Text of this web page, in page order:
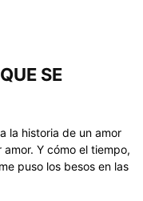
SE
la historia de un amor
Y cómo el tiempo,
puso los besos en las